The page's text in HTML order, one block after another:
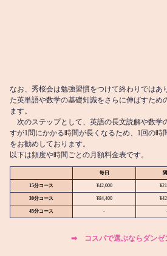
なお、秀桜会は勉強習慣をつけて終わりではあ
た英単語や数学の基礎知識をさらに伸ばすため
ます。
次のステップとして、英語の長文読解や数学
すが1問にかかる時間が長くなるため、1回の時
をお勧めしております。
以下は頻度や時間ごとの月額料金表です。
毎日
15分コース ¥42,000
30分コース ¥84,400
45分コース -
➡︎ コスパで選ぶならダンゼ